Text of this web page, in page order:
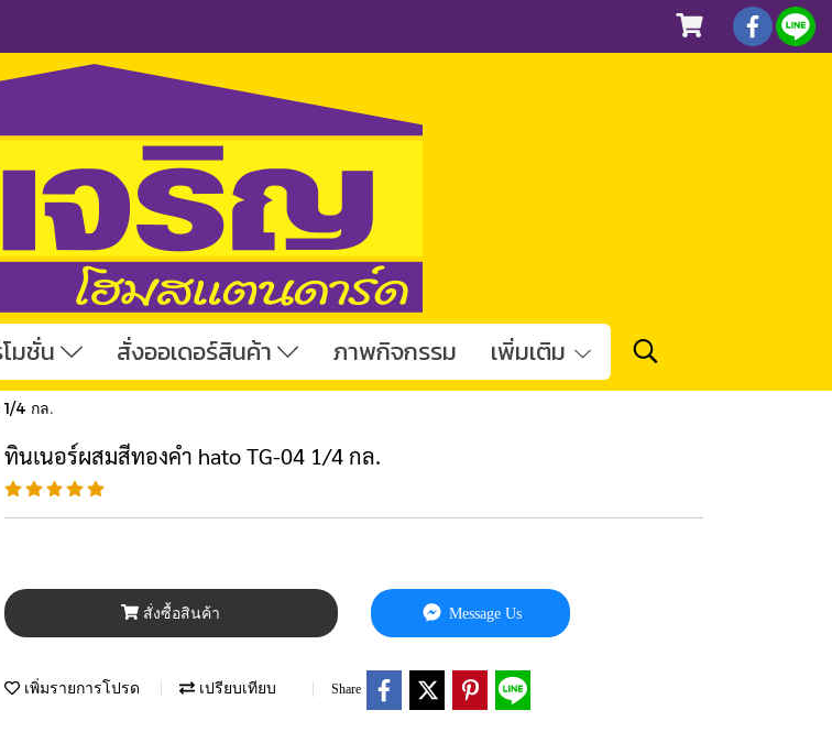
โมชั่น สั่งออเดอร์สินค้า ภาพกิจกรรม เพิ่มเติม
4 กล.
ทินเนอร์ผสมสีทองคำ hato TG-04 1/4 กล.
สั่งซื้อสินค้า Message Us
เพิ่มรายการโปรด เปรียบเทียบ Share